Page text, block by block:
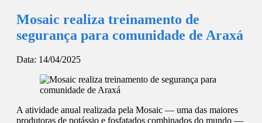
Mosaic realiza treinamento de
segurança para comunidade de Araxá
Data: 14/04/2025
A atividade anual realizada pela Mosaic — uma das maiores
produtoras de potássio e fosfatados combinados do mundo —